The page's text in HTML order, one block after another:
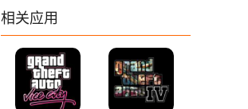
相关应用